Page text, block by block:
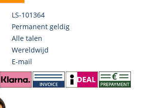
LS-101364
Permanent geldig
Alle talen
Wereldwijd
E-mail